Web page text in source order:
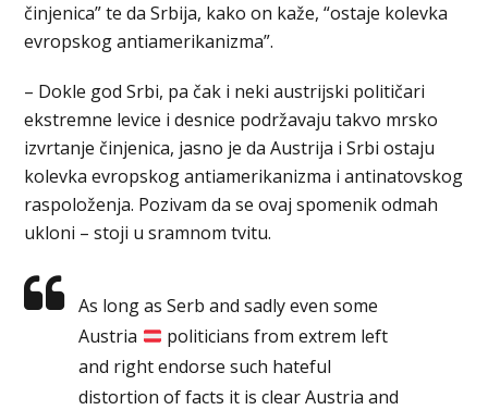
činjenica” te da Srbija, kako on kaže, “ostaje kolevka
evropskog antiamerikanizma”.
– Dokle god Srbi, pa čak i neki austrijski političari
ekstremne levice i desnice podržavaju takvo mrsko
izvrtanje činjenica, jasno je da Austrija i Srbi ostaju
kolevka evropskog antiamerikanizma i antinatovskog
raspoloženja. Pozivam da se ovaj spomenik odmah
ukloni – stoji u sramnom tvitu.
As long as Serb and sadly even some
Austria
politicians from extrem left
and right endorse such hateful
distortion of facts it is clear Austria and